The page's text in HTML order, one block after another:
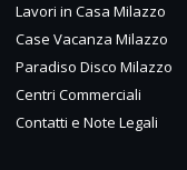
Lavori in Casa Milazzo
Case Vacanza Milazzo
Paradiso Disco Milazzo
Centri Commerciali
Contatti e Note Legali